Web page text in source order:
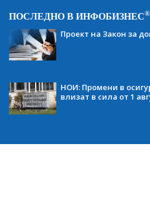
ПОСЛЕДНО В ИНФОБИЗНЕС®
Проект на Закон за
НОИ: Промени в
влизат в сила от 1